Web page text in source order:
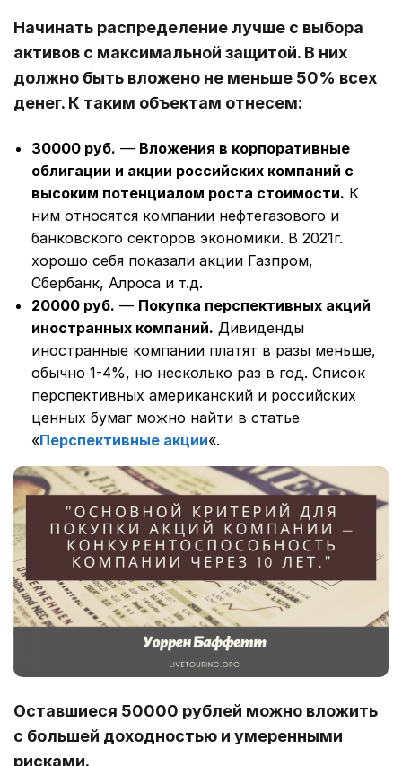
Начинать распределение лучше с выбора
активов с максимальной защитой. В них
должно быть вложено не меньше 50% всех
денег. К таким объектам отнесем:
30000 руб. — Вложения в корпоративные
облигации и акции российских компаний с
высоким потенциалом роста стоимости. К
ним относятся компании нефтегазового и
банковского секторов экономики. В 2021г.
хорошо себя показали акции Газпром,
Сбербанк, Алроса и т.д.
20000 руб. — Покупка перспективных акций
иностранных компаний. Дивиденды
иностранные компании платят в разы меньше,
обычно 1-4%, но несколько раз в год. Список
перспективных американский и российских
ценных бумаг можно найти в статье
«Перспективные акции«.
Оставшиеся 50000 рублей можно вложить
с большей доходностью и умеренными
рисками.